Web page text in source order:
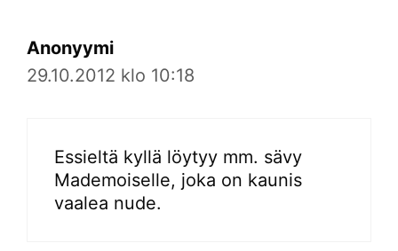
Anonyymi
29.10.2012 klo 10:18
Essieltä kyllä löytyy mm. sävy
Mademoiselle, joka on kaunis
vaalea nude.